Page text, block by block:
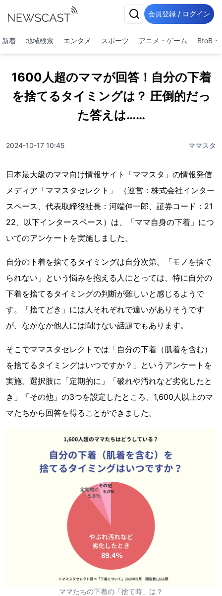
会員登録 / ログイン
新着 地域検索 エンタメ スポーツ アニメ・ゲーム BtoB・
1600人超のママが回答！自分の下着
を捨てるタイミングは？ 圧倒的だっ
た答えは……
2024-10-17 10:45 ママスタ
日本最大級のママ向け情報サイト「ママスタ」の情報発信
メディア「ママスタセレクト」 （運営：株式会社インター
スペース、代表取締役社長：河端伸一郎、証券コード：21
22、以下インタースペース）は、「ママ自身の下着」につ
いてのアンケートを実施しました。
自分の下着を捨てるタイミングは自分次第。「モノを捨て
られない」という悩みを抱える人にとっては、特に自分の
下着を捨てるタイミングの判断が難しいと感じるようで
す。「捨てどき」には人それぞれで違いがありそうです
が、なかなか他人には聞けない話題でもあります。
そこでママスタセレクトでは「自分の下着（肌着を含む）
を捨てるタイミングはいつですか？」というアンケートを
実施。選択肢に「定期的に」「破れや汚れなど劣化したと
き」「その他」の3つを設定したところ、1,600人以上のマ
マたちから回答を得ることができました。
ママたちの下着の「捨て時」は？